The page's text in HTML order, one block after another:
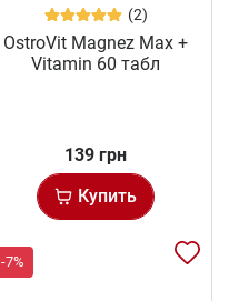
(2)
OstroVit Magnez Max +
Vitamin 60 табл
139 грн
Купить
-7%